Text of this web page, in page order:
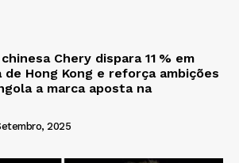
Chery dispara 11 % em
Hong Kong e reforça ambições
a marca aposta na
2025